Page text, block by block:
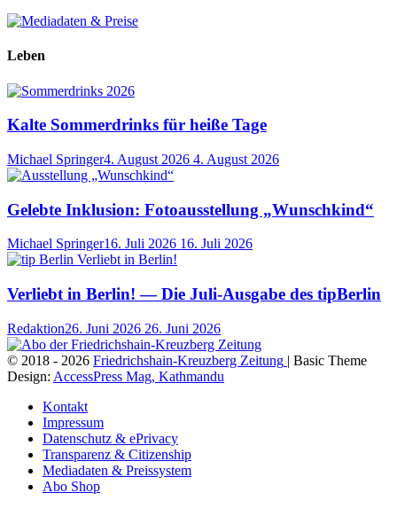
Leben
Kalte Sommerdrinks für heiße Tage
Michael Springer4. August 2026 4. August 2026
Gelebte Inklusion: Fotoausstellung „Wunschkind“
Michael Springer16. Juli 2026 16. Juli 2026
Verliebt in Berlin! — Die Juli-Ausgabe des tipBerlin
Redaktion26. Juni 2026 26. Juni 2026
© 2018 - 2026 Friedrichshain-Kreuzberg Zeitung | Basic Theme
Design: AccessPress Mag, Kathmandu
Kontakt
Impressum
Datenschutz & ePrivacy
Transparenz & Citizenship
Mediadaten & Preissystem
Abo Shop